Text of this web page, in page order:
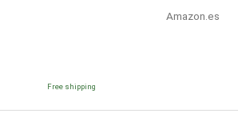
Amazon.es
Free shipping